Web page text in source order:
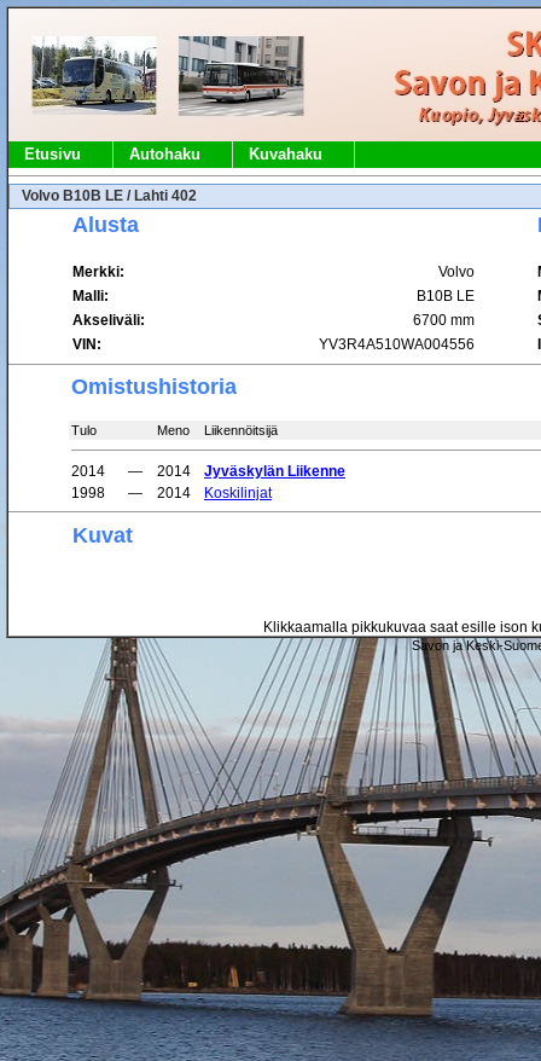
Etusivu Autohaku Kuvahaku
Volvo B10B LE / Lahti 402
Alusta
Merkki: Volvo
Malli:
B10B LE
Akseliväli:
6700 mm
VIN:
YV3R4A510WA004556
Omistushistoria
Tulo Meno Liikennöitsijä
2014 — 2014
Jyväskylän Liikenne
1998
— 2014 Koskilinjat
Kuvat
Klikkaamalla pikkukuvaa saat esille ison
Savon ja Keski-